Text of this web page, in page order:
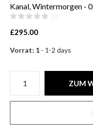
Kanal, Wintermorgen -
£295.00
Vorrat: 1 - 1-2 days
ZUM